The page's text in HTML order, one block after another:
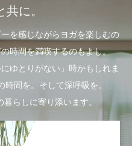
共に。
を感じながらヨガを楽しむの
時間を満喫するのもよし。
ゆとりがない」時かもしれま
間を。そして深呼吸を。
らしに寄り添います。